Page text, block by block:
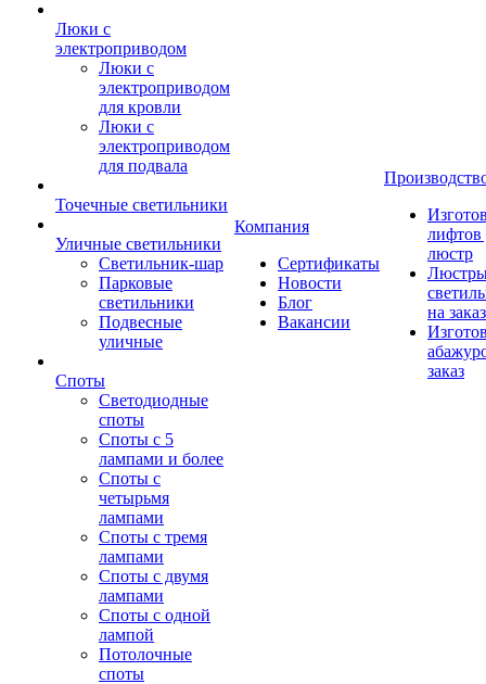
Люки с
электроприводом
Люки с
электроприводом
для кровли
Люки с
электроприводом
для подвала
Точечные светильники
Уличные светильники
Светильник-шар
Парковые
светильники
Подвесные
уличные
Споты
Светодиодные
споты
Споты с 5
лампами и более
Споты с
четырьмя
лампами
Споты с тремя
лампами
Споты с двумя
лампами
Споты с одной
лампой
Потолочные
споты
Компания
Сертификаты
Новости
Блог
Вакансии
лифтов
люстр
на заказ
заказ